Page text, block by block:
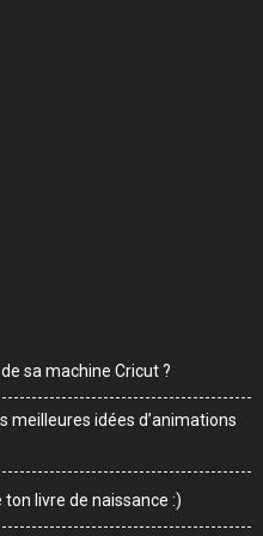
sa machine Cricut ?
meilleures idées d’animations
livre de naissance :)